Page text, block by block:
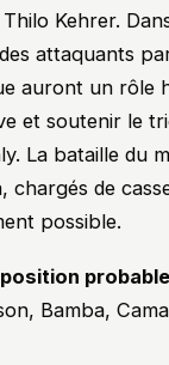
Thilo Kehrer.
attaquants
auront un rôle
et soutenir le
La bataille du
chargés de
possible.
Bamba,